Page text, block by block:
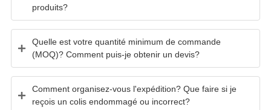
produits?
Quelle est votre quantité minimum de commande
(MOQ)? Comment puis-je obtenir un devis?
Comment organisez-vous l'expédition? Que faire si je
reçois un colis endommagé ou incorrect?